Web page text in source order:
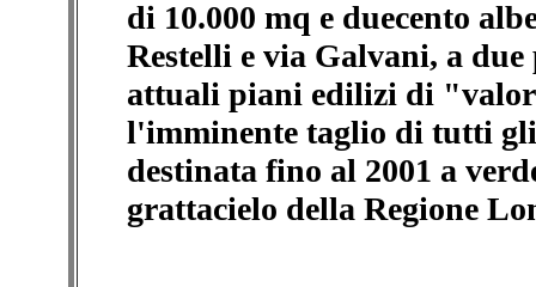
di 10.000 mq e duecento
Restelli e via Galvani, a
attuali piani edilizi di
l'imminente taglio di tutti
destinata fino al 2001 a
grattacielo della Regione